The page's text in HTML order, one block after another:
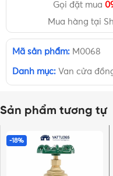
Gọi đặt mua
Mua hàng tại
Mã sản phẩm: M0068
Danh mục: Van cửa
Sản phẩm tương tự
-18%